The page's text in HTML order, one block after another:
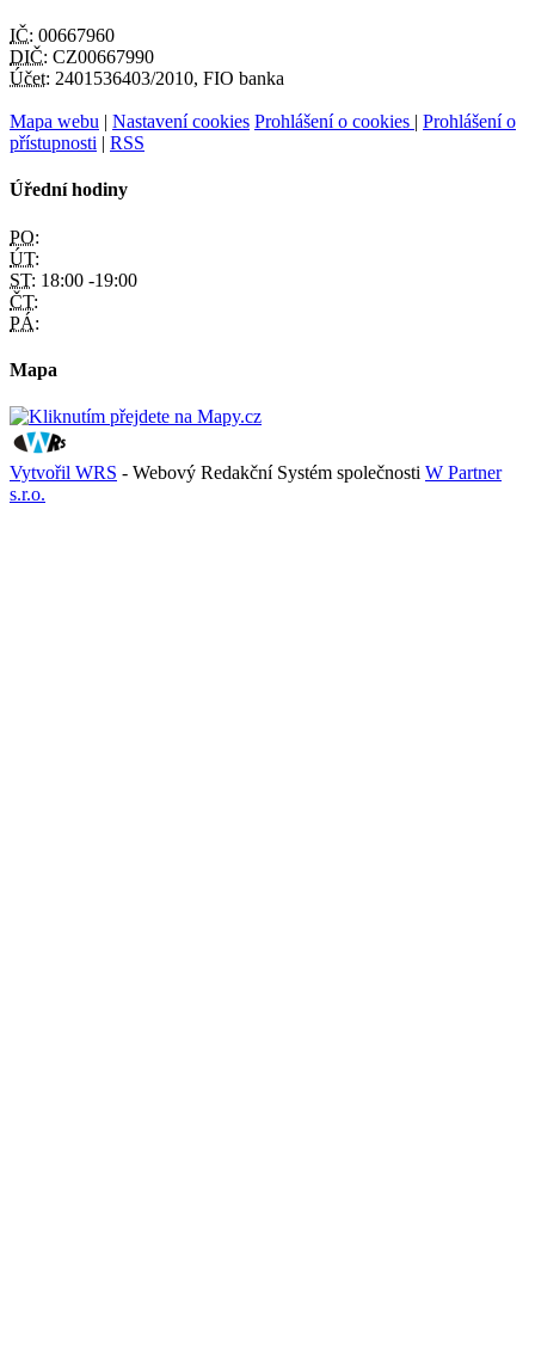
IČ: 00667960
DIČ: CZ00667990
Účet: 2401536403/2010, FIO banka
Mapa webu | Nastavení cookies Prohlášení o cookies | Prohlášení o
přístupnosti | RSS
Úřední hodiny
PO:
ÚT:
ST: 18:00 -19:00
ČT:
PÁ:
Mapa
Vytvořil WRS - Webový Redakční Systém společnosti W Partner
s.r.o.